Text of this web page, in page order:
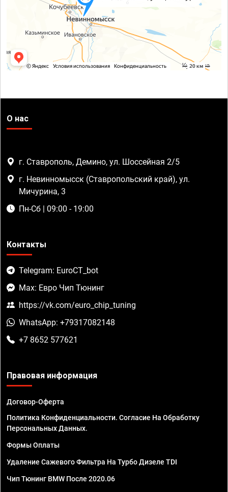
О нас
г. Ставрополь, Демино, ул. Шоссейная 2/5
г. Невинномысск (Ставропольский край), ул.
Мичурина, 3
Пн-Сб | 09:00 - 19:00
Контакты
Telegram: EuroCT_bot
Max: Евро Чип Тюнинг
https://vk.com/euro_chip_tuning
WhatsApp: +79317082148
+7 8652 577621
Правовая информация
Договор-Оферта
Политика Конфиденциальности. Согласие На Обработку
Персональных Данных.
Формы Оплаты
Удаление Сажевого Фильтра На Турбо Дизеле TDI
Чип Тюнинг BMW После 2020.06